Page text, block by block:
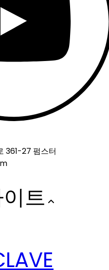
361-27 펌스터
트